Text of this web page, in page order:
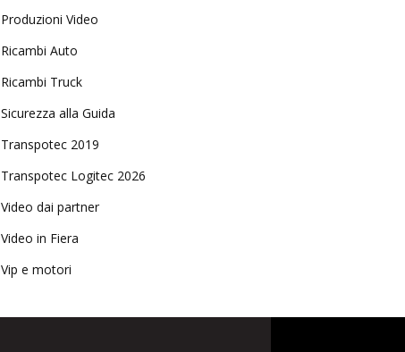
Produzioni Video
Ricambi Auto
Ricambi Truck
Sicurezza alla Guida
Transpotec 2019
Transpotec Logitec 2026
Video dai partner
Video in Fiera
Vip e motori